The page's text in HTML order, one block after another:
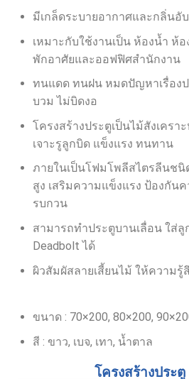
มีเกล็ดระบายอากาศและกลิ่นอั
เหมาะกับใช้งานเป็น ห้องน้ำ ห้
พักอาศัยและออฟฟิศสำนักงาน
ทนแดด ทนฝน หมดปัญหาเรื่อง
บวม ไม่บิดงอ
โครงสร้างประตูเป็นไม้สังเคร
เจาะรูลูกบิด แข็งแรง ทนทาน
ภายในเป็นโฟมโพลีสไตรลีนช
สูง เสริมความแข็งแรง ป้องกัน
รบกวน
สามารถทำประตูบานเลื่อน ใส่ลู
Deadbolt ได้
ผิวสัมผัสลายเสี้ยนไม้ ให้ความรู้
ขนาด : 70×200, 80×200,
สี : ขาว, เบจ, เทา, น้ำตาล
โครงสร้างประตู